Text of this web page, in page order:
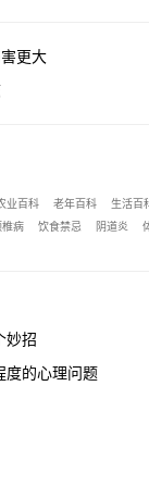
更大
业百科 老年百科 生活百
椎病 饮食禁忌 阴道炎
妙招
度的心理问题